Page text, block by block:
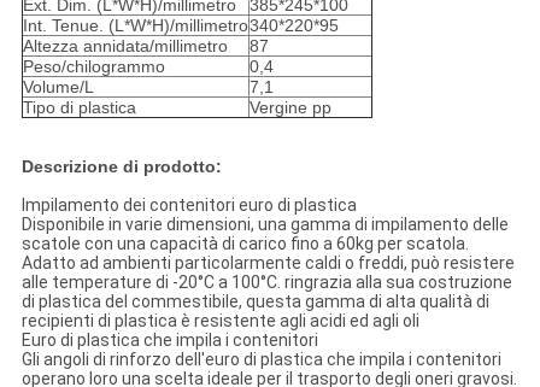
Ext. Dim. (L*W*H)/millimetro
385*245*100
Int. Tenue. (L*W*H)/millimetro340*220*95
Altezza annidata/millimetro
87
Peso/chilogrammo
0,4
Volume/L
7,1
Tipo di plastica
Vergine pp
Descrizione di prodotto:
Impilamento dei contenitori euro di plastica
Disponibile in varie dimensioni, una gamma di impilamento delle
scatole con una capacità di carico fino a 60kg per scatola.
Adatto ad ambienti particolarmente caldi o freddi, può resistere
alle temperature di -20°C a 100°C. ringrazia alla sua costruzione
di plastica del commestibile, questa gamma di alta qualità di
recipienti di plastica è resistente agli acidi ed agli oli
Euro di plastica che impila i contenitori
Gli angoli di rinforzo dell'euro di plastica che impila i contenitori
operano loro una scelta ideale per il trasporto degli oneri gravosi.